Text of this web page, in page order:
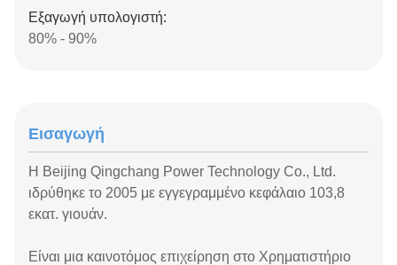
Εξαγωγή υπολογιστή:
80% - 90%
Εισαγωγή
Η Beijing Qingchang Power Technology Co., Ltd.
ιδρύθηκε το 2005 με εγγεγραμμένο κεφάλαιο 103,8
εκατ. γιουάν.
Είναι μια καινοτόμος επιχείρηση στο Χρηματιστήριο